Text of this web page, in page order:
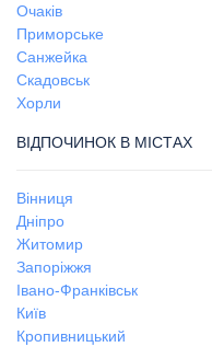
Очаків
Приморське
Санжейка
Скадовськ
Хорли
ВІДПОЧИНОК В МІСТАХ
Вінниця
Дніпро
Житомир
Запоріжжя
Івано-Франківськ
Київ
Кропивницький